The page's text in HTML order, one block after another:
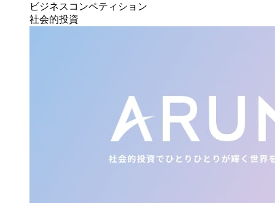
ビジネスコンペティション
社会的投資